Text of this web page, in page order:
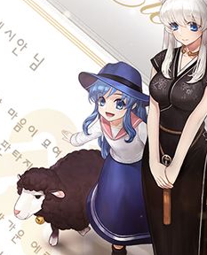
게시물 보기
목록